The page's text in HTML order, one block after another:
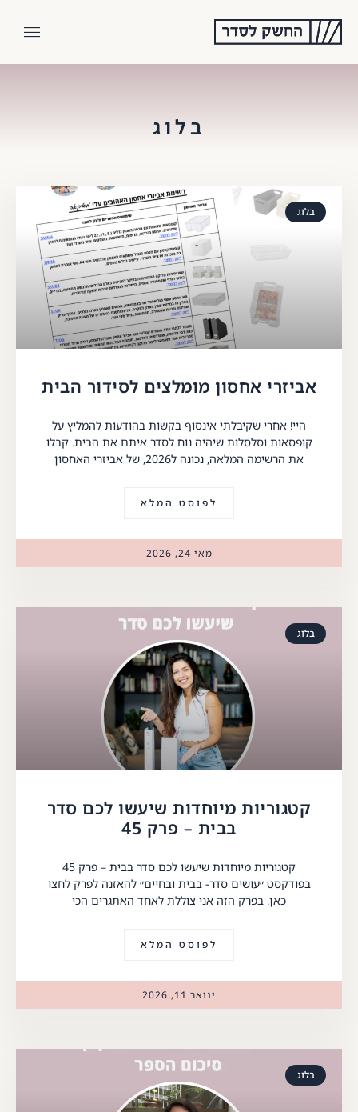
בלוג
בלוג
אביזרי אחסון מומלצים לסידור הבית
היי! אחרי שקיבלתי אינסוף בקשות בהודעות להמליץ על
קופסאות וסלסלות שיהיה נוח לסדר איתם את הבית. קבלו
את הרשימה המלאה, נכונה ל2026, של אביזרי האחסון
לפוסט המלא
מאי 24, 2026
בלוג
קטגוריות מיוחדות שיעשו לכם סדר
בבית – פרק 45
קטגוריות מיוחדות שיעשו לכם סדר בבית – פרק 45
בפודקסט ״עושים סדר- בבית ובחיים״ להאזנה לפרק לחצו
כאן. בפרק הזה אני צוללת לאחד האתגרים הכי
לפוסט המלא
ינואר 11, 2026
בלוג